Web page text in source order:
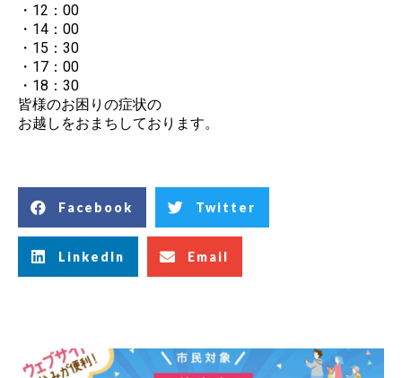
・12：00
・14：00
・15：30
・17：00
・18：30
皆様のお困りの症状の
お越しをおまちしております。
Facebook Twitter
LinkedIn Email